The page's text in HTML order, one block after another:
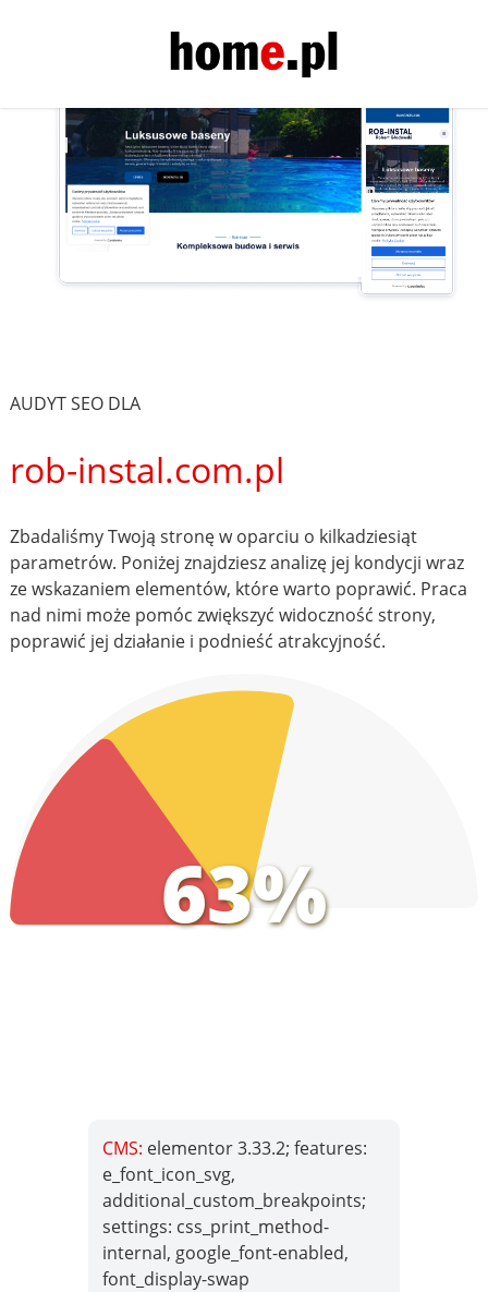
AUDYT SEO DLA
rob-instal.com.pl
Zbadaliśmy Twoją stronę w oparciu o kilkadziesiąt
parametrów. Poniżej znajdziesz analizę jej kondycji wraz
ze wskazaniem elementów, które warto poprawić. Praca
nad nimi może pomóc zwiększyć widoczność strony,
poprawić jej działanie i podnieść atrakcyjność.
63%
CMS: elementor 3.33.2; features:
e_font_icon_svg,
additional_custom_breakpoints;
settings: css_print_method-
internal, google_font-enabled,
font_display-swap